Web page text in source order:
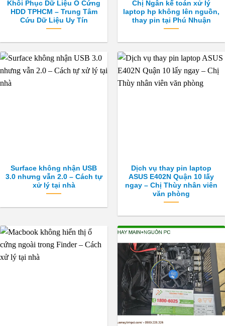
Khôi Phục Dữ Liệu Ổ Cứng
HDD TPHCM – Trung Tâm
Cứu Dữ Liệu Uy Tín
Chị Ngân kế toán xử lý
laptop hp không lên nguồn,
thay pin tại Phú Nhuận
Surface không nhận USB
3.0 nhưng vẫn 2.0 – Cách tự
xử lý tại nhà
Dịch vụ thay pin laptop
ASUS E402N Quận 10 lấy
ngay – Chị Thùy nhân viên
văn phòng